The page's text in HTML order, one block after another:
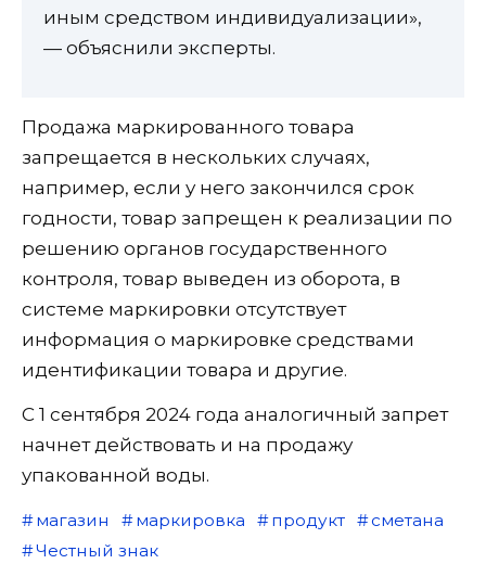
иным средством индивидуализации»,
— объяснили эксперты.
Продажа маркированного товара
запрещается в нескольких случаях,
например, если у него закончился срок
годности, товар запрещен к реализации по
решению органов государственного
контроля, товар выведен из оборота, в
системе маркировки отсутствует
информация о маркировке средствами
идентификации товара и другие.
С 1 сентября 2024 года аналогичный запрет
начнет действовать и на продажу
упакованной воды.
магазин маркировка продукт
сметана
Честный знак